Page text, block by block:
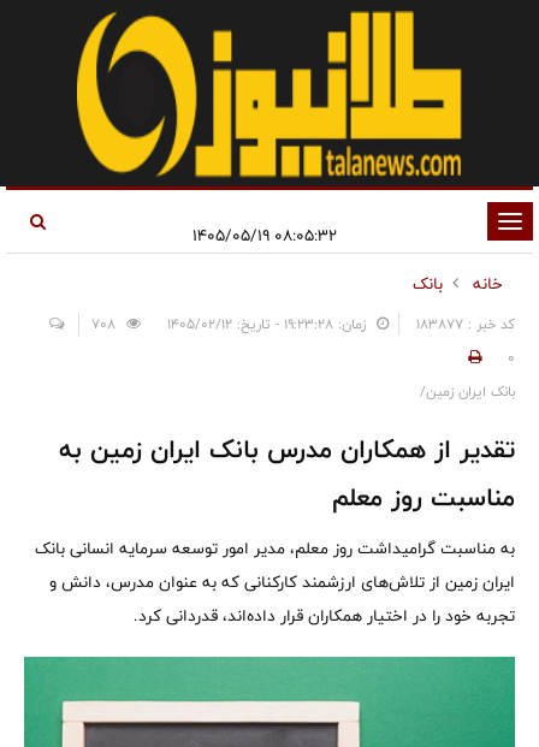
تغییر
وضعیت
ناوبری
۰۸:۰۵:۳۲ ۱۴۰۵/۰۵/۱۹
خانه
بانک
کد خبر : 183877 زمان: ۱۹:۲۳:۲۸ - تاریخ: ۱۴۰۵/۰۲/۱۲
0
بانک ایران‌ زمین/
تقدیر از همکاران مدرس بانک ایران‌ زمین به
مناسبت روز معلم
به مناسبت گرامیداشت روز معلم، مدیر امور توسعه سرمایه انسانی بانک
ایران‌ زمین از تلاش‌های ارزشمند کارکنانی که به عنوان مدرس، دانش و
تجربه خود را در اختیار همکاران قرار داده‌اند، قدردانی کرد.